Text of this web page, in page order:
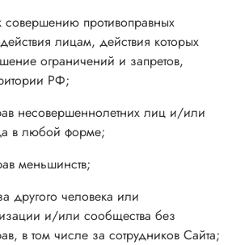
противоправных
лицам, действия которых
ограничений и запретов,
РФ;
несовершеннолетних лиц и/или
в любой форме;
меньшинств;
другого человека или
и/или сообщества без
в том числе за сотрудников Сайта;